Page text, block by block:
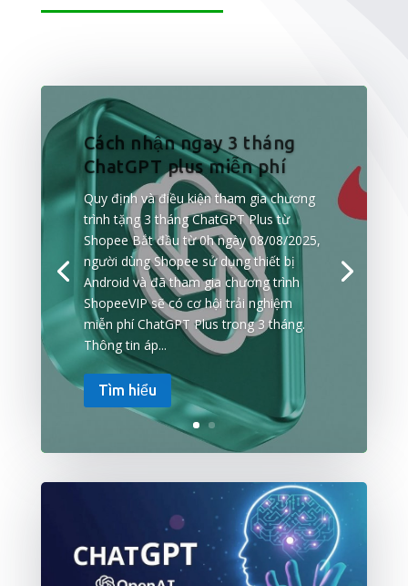
Cách nhận ngay 3 tháng
ChatGPT plus miễn phí
Quy định và điều kiện tham gia chương
trình tặng 3 tháng ChatGPT Plus từ
Shopee Bắt đầu từ 0h ngày 08/08/2025,
người dùng Shopee sử dụng thiết bị
Android và đã tham gia chương trình
ShopeeVIP sẽ có cơ hội trải nghiệm
miễn phí ChatGPT Plus trong 3 tháng.
Thông tin áp...
Tìm hiểu